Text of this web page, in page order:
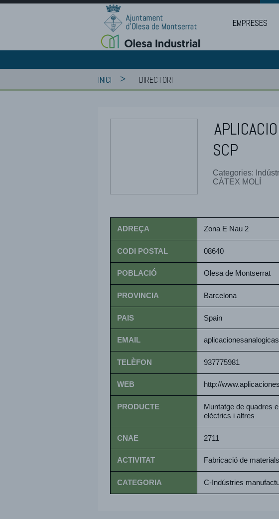
EMPRESES
INICI > DIRECTORI
SCP
Categories:
CÀTEX MOLÍ
ADREÇA Zona E Nau 2
CODI POSTAL 08640
POBLACIÓ Olesa de Montserrat
PROVINCIA Barcelona
PAIS Spain
EMAIL
TELÈFON 937775981
WEB http://
PRODUCTE
Muntatge de quadres
elèctrics i altres
CNAE 2711
ACTIVITAT Fabricació de
CATEGORIA C-Indústries